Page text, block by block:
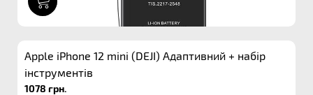
Apple iPhone 12 mini (DEJI) Адаптивний + набір
інструментів
1078 грн.